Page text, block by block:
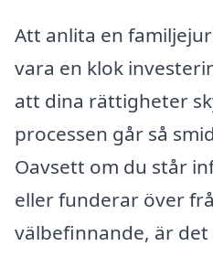
Att anlita en
vara en klok
att dina rättigheter
processen går så
Oavsett om du står
eller funderar över
välbefinnande, är